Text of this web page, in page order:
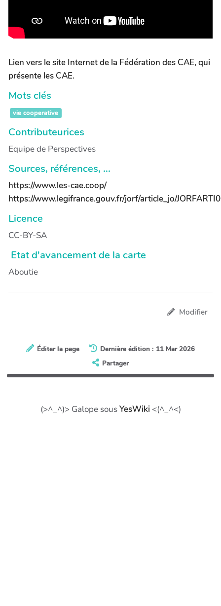
Lien vers le site Internet de la Fédération des CAE, qui
présente les CAE.
Mots clés
vie cooperative
Contributeurices
Equipe de Perspectives
Sources, références, ...
https://www.les-cae.coop/
https://www.legifrance.gouv.fr/jorf/article_jo/
Licence
CC-BY-SA
Etat d'avancement de la carte
Aboutie
Modifier
Éditer la page
Dernière édition : 11 Mar 2026
Partager
(>^_^)> Galope sousYesWiki <(^_^<)